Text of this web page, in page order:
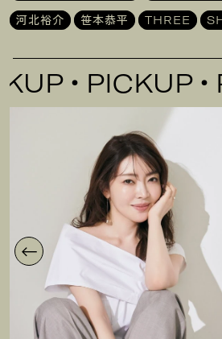
河北裕介
笹本恭平 THREE
PICKUP